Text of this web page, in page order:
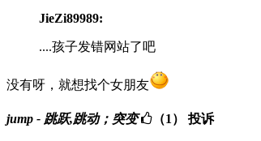
JieZi89989:
....孩子发错网站了吧
没有呀，就想找个女朋友
jump - 跳跃,跳动；突变 （1） 投诉